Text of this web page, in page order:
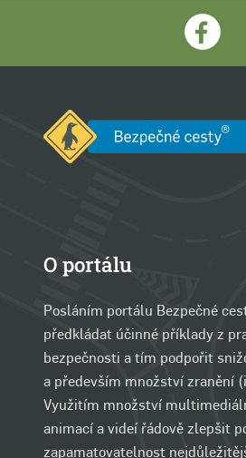
O portálu
Posláním portálu Bezpečné
předkládat účinné příklady z
bezpečnosti a tím podpořit
a především množství zranění
Využitím množství
animací a videí řádově zlepšit
zapamatovatelnost